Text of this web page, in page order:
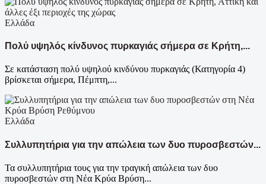
Ελλάδα
Πολύ υψηλός κίνδυνος πυρκαγιάς σήμερα σε Κρήτη,...
Σε κατάσταση πολύ υψηλού κινδύνου πυρκαγιάς (Κατηγορία 4)
βρίσκεται σήμερα, Πέμπτη,...
Ελλάδα
Συλλυπητήρια για την απώλεια των δυο πυροσβεστών...
Τα συλλυπητήρια τους για την τραγική απώλεια των δυο
πυροσβεστών στη Νέα Κρύα Βρύση...